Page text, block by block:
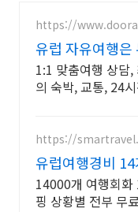
https://
유럽 자유여행은
1:1 맞춤여행 상담
의 숙박, 교통, 24
https://
유럽여행경비 14
14000개 여행회화
핑 상황별 전부 무